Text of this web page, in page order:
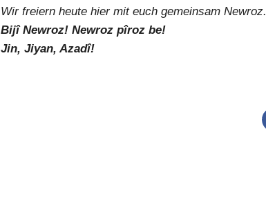
Wir freiern heute hier mit euch gemeinsam Newroz.
Bijî Newroz! Newroz pîroz be!
Jin, Jiyan, Azadî!